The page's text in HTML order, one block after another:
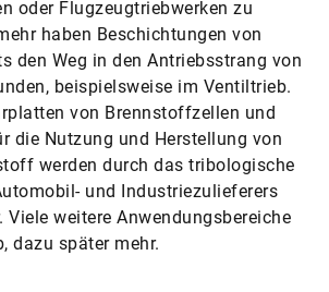
oder Flugzeugtriebwerken zu
haben Beschichtungen von
den Weg in den Antriebsstrang von
beispielsweise im Ventiltrieb.
von Brennstoffzellen und
die Nutzung und Herstellung von
werden durch das tribologische
und Industriezulieferers
weitere Anwendungsbereiche
dazu später mehr.